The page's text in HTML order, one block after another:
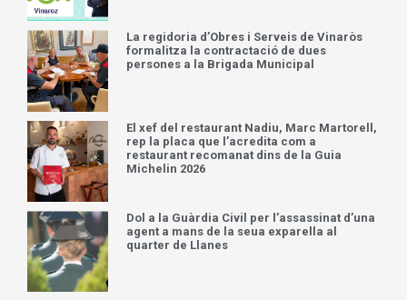
La regidoria d’Obres i Serveis de Vinaròs
formalitza la contractació de dues
persones a la Brigada Municipal
El xef del restaurant Nadiu, Marc Martorell,
rep la placa que l’acredita com a
restaurant recomanat dins de la Guia
Michelin 2026
Dol a la Guàrdia Civil per l’assassinat d’una
agent a mans de la seua exparella al
quarter de Llanes